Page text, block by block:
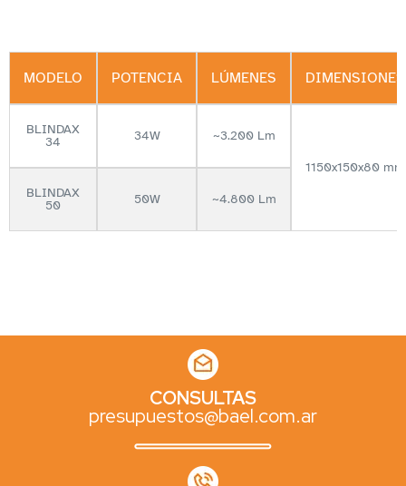
MODELO POTENCIA LÚMENES DIMENSIONES
BLINDAX
34
34W ~3.200 Lm
1150x150x80 mm
BLINDAX
50
50W ~4.800 Lm
CONSULTAS
presupuestos@bael.com.ar